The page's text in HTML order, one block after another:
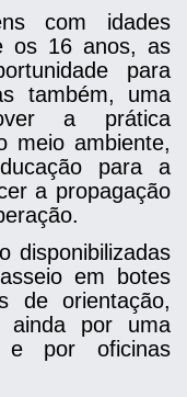
com idades
os 16 anos, as
para
também, uma
a prática
meio ambiente,
para a
a propagação
disponibilizadas
em botes
de orientação,
ainda por uma
e por oficinas